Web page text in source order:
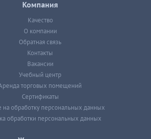
Компания
Качество
О компании
Обратная связь
Контакты
Вакансии
Учебный центр
торговых помещений
Сертификаты
на обработку персональных данных
обработки персональных данных